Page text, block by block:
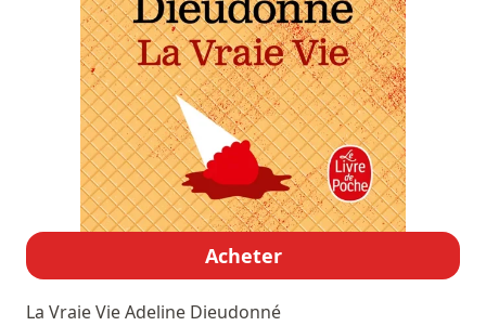
Acheter
La Vraie VieAdeline Dieudonné